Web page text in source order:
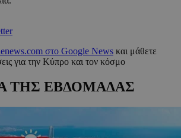
στο Google News και μάθετε
για την Κύπρο και τον κόσμο
ΤΗΣ ΕΒΔΟΜΑΔΑΣ